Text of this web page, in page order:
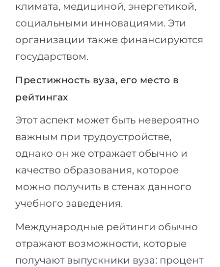
климата, медициной, энергетикой,
социальными инновациями. Эти
организации также финансируются
государством.
Престижность вуза, его место в
рейтингах
Этот аспект может быть невероятно
важным при трудоустройстве,
однако он же отражает обычно и
качество образования, которое
можно получить в стенах данного
учебного заведения.
Международные рейтинги обычно
отражают возможности, которые
получают выпускники вуза: процент